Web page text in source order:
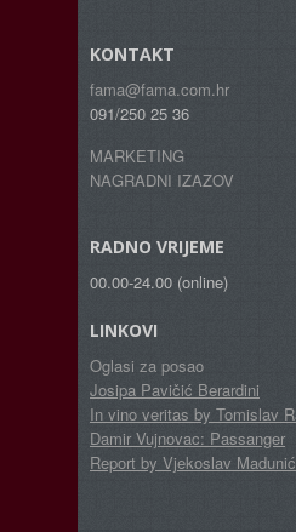
KONTAKT
fama@fama.com.hr
091/250 25 36
MARKETING
NAGRADNI IZAZOV
RADNO VRIJEME
00.00-24.00 (online)
LINKOVI
Oglasi za posao
Josipa Pavičić Berardini
In vino veritas by Tomislav
Damir Vujnovac: Passanger
Report by Vjekoslav Madunić